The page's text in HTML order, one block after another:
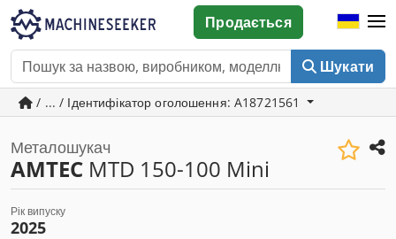
Шукати
Продається
/ ... / Ідентифікатор оголошення: A18721561
Металошукач
AMTEC MTD 150-100 Mini
Рік випуску
2025